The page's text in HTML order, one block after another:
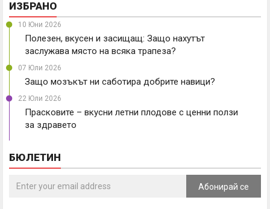
ИЗБРАНО
10 Юни 2026
Полезен, вкусен и засищащ: Защо нахутът
заслужава място на всяка трапеза?
07 Юли 2026
Защо мозъкът ни саботира добрите навици?
22 Юли 2026
Прасковите – вкусни летни плодове с ценни ползи
за здравето
БЮЛЕТИН
Абонирай се